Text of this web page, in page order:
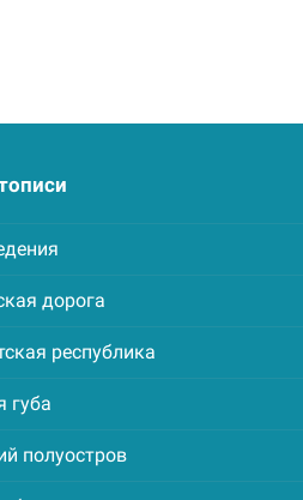
дорога
республика
губа
полуостров